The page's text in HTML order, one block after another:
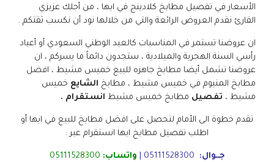
الأسعار في تفصيل مطابخ كلادينج في ابها ، من أجلك عزيزي
القارئ نقدم العروض الرائعة والتي من خلالها نود أن نكسب ثقتكم .
ان عروضنا تستمر في المناسبات كالعيد الوطني السعودي أو أعياد
رأسي السنة الهجرية والميلادية ، ستجدون دائماً ما يسركم ، ان
عروضنا تشمل أيضا مطابخ جاهزه للبيع خميس مشيط ، افضل
مطابخ المنيوم في خميس مشيط ، مطابخ الشايع خميس
مشيط ، تفصيل مطابخ خميس مشيط انستقرام .
تقدم خطوة الى الأمام لتحصل على افضل مطابخ للبيع في ابها أو
اطلب تفصيل مطابخ ابها انستقرام عبر :
جــوال: 05111528300 واتساب: 05111528300